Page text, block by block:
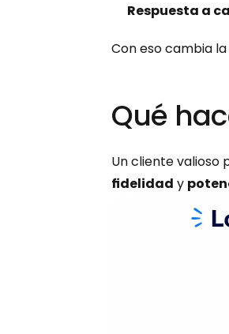
Respuesta a
Con eso cambia
Qué
Un cliente valioso
fidelidad y